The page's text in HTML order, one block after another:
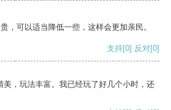
，可以适当降低一些，这样会更加亲民。
支持[0] 反对[0]
美，玩法丰富。我已经玩了好几个小时，还